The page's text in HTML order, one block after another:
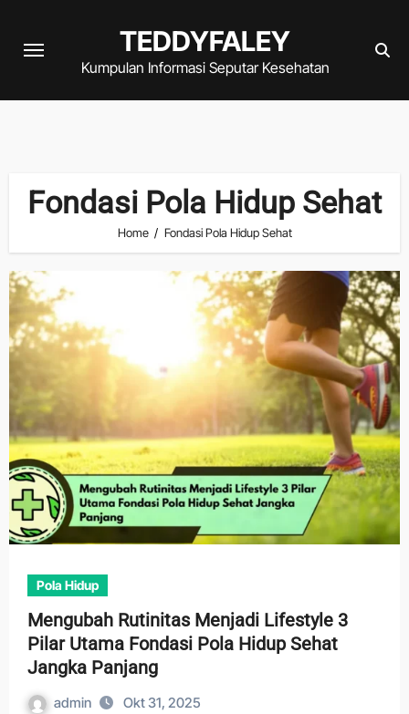
TEDDYFALEY
Kumpulan Informasi Seputar Kesehatan
Fondasi Pola Hidup Sehat
Home Fondasi Pola Hidup Sehat
Pola Hidup
Mengubah Rutinitas Menjadi Lifestyle 3
Pilar Utama Fondasi Pola Hidup Sehat
Jangka Panjang
admin Okt 31, 2025